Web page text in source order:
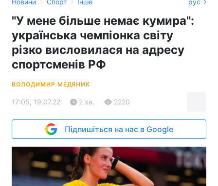
Новини Спорт Інше рус
"У мене більше немає кумира":
українська чемпіонка світу
різко висловилася на адресу
спортсменів РФ
ВОЛОДИМИР МЕДЯНИК
17:05, 19.07.22 2 хв. 2220
Підпишіться на нас в Google